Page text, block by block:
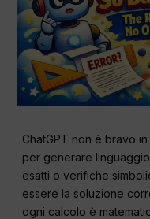
ChatGPT non è bravo
per generare
esatti o verifiche
essere la soluzione
ogni calcolo è